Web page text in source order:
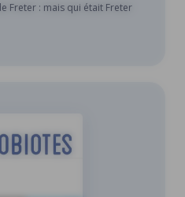
Freter : mais qui était Freter